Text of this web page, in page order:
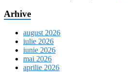
Arhive
august 2026
iulie 2026
iunie 2026
mai 2026
aprilie 2026